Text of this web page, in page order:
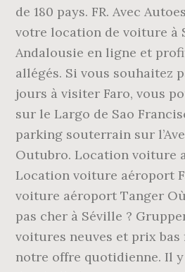
de 180 pays. FR. Avec
votre location de voiture à
Andalousie en ligne et
allégés. Si vous souhaitez
jours à visiter Faro, vous
sur le Largo de Sao
parking souterrain sur
Outubro. Location voiture
Location voiture aéroport
voiture aéroport Tanger
pas cher à Séville ?
voitures neuves et prix
notre offre quotidienne. Il y